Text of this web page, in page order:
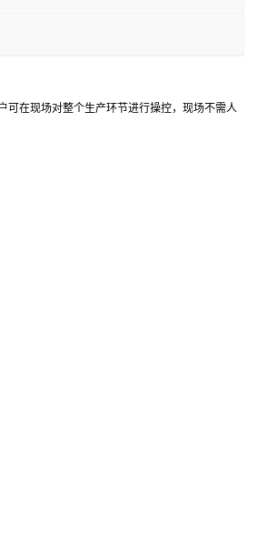
可在现场对整个生产环节进行操控，现场不需人